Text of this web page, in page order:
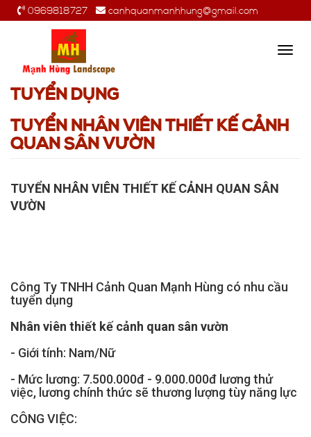
0969818727 canhquanmanhhung@gmail.com
TUYỂN DỤNG
TUYỂN NHÂN VIÊN THIẾT KẾ CẢNH
QUAN SÂN VƯỜN
TUYỂN NHÂN VIÊN THIẾT KẾ CẢNH QUAN SÂN
VƯỜN
Công Ty TNHH Cảnh Quan Mạnh Hùng có nhu cầu
tuyển dụng
Nhân viên thiết kế cảnh quan sân vườn
- Giới tính: Nam/Nữ
- Mức lương: 7.500.000đ - 9.000.000đ lương thử
việc, lương chính thức sẽ thương lượng tùy năng lực
CÔNG VIỆC: